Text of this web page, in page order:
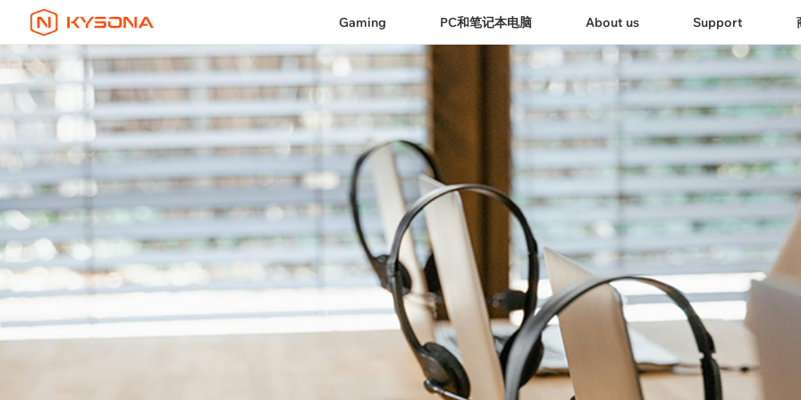
Gaming PC和笔记本电脑 About us Support